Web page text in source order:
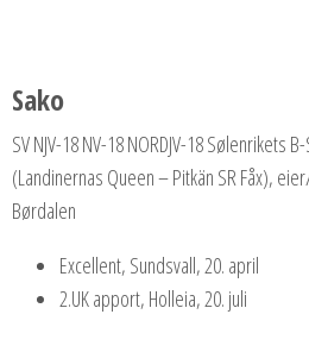
Sako
SV NJV-18 NV-18 NORDJV-18 Sølenrikets
(Landinernas Queen – Pitkän SR Fåx),
Børdalen
Excellent, Sundsvall, 20. april
2.UK apport, Holleia, 20. juli